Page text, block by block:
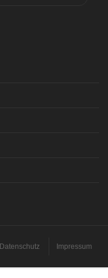
Datenschutz Impressum